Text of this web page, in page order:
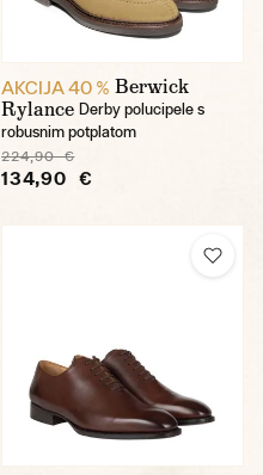
AKCIJA 40 % Berwick
Rylance Derby polucipele s
robusnim potplatom
224,90 €
134,90 €